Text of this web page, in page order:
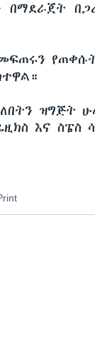
በማደራጀት
የጠቀሱት
ዝግጅት
እና ስፔስ